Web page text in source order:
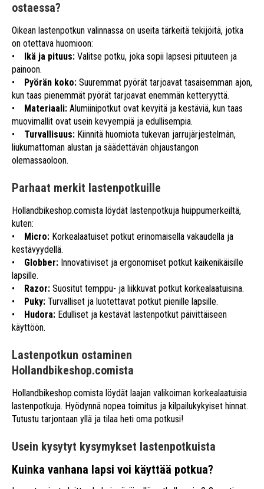
ostaessa?
Oikean lastenpotkun valinnassa on useita tärkeitä tekijöitä, jotka
on otettava huomioon:
• Ikä ja pituus: Valitse potku, joka sopii lapsesi pituuteen ja
painoon.
• Pyörän koko: Suuremmat pyörät tarjoavat tasaisemman ajon,
kun taas pienemmät pyörät tarjoavat enemmän ketteryyttä.
• Materiaali: Alumiinipotkut ovat kevyitä ja kestäviä, kun taas
muovimallit ovat usein kevyempiä ja edullisempia.
• Turvallisuus: Kiinnitä huomiota tukevan jarrujärjestelmän,
liukumattoman alustan ja säädettävän ohjaustangon
olemassaoloon.
Parhaat merkit lastenpotkuille
Hollandbikeshop.comista löydät lastenpotkuja huippumerkeiltä,
kuten:
• Micro: Korkealaatuiset potkut erinomaisella vakaudella ja
kestävyydellä.
• Globber: Innovatiiviset ja ergonomiset potkut kaikenikäisille
lapsille.
• Razor: Suositut temppu- ja liikkuvat potkut korkealaatuisina.
• Puky: Turvalliset ja luotettavat potkut pienille lapsille.
• Hudora: Edulliset ja kestävät lastenpotkut päivittäiseen
käyttöön.
Lastenpotkun ostaminen
Hollandbikeshop.comista
Hollandbikeshop.comista löydät laajan valikoiman korkealaatuisia
lastenpotkuja. Hyödynnä nopea toimitus ja kilpailukykyiset hinnat.
Tutustu tarjontaan yllä ja tilaa heti oma potkusi!
Usein kysytyt kysymykset lastenpotkuista
Kuinka vanhana lapsi voi käyttää potkua?